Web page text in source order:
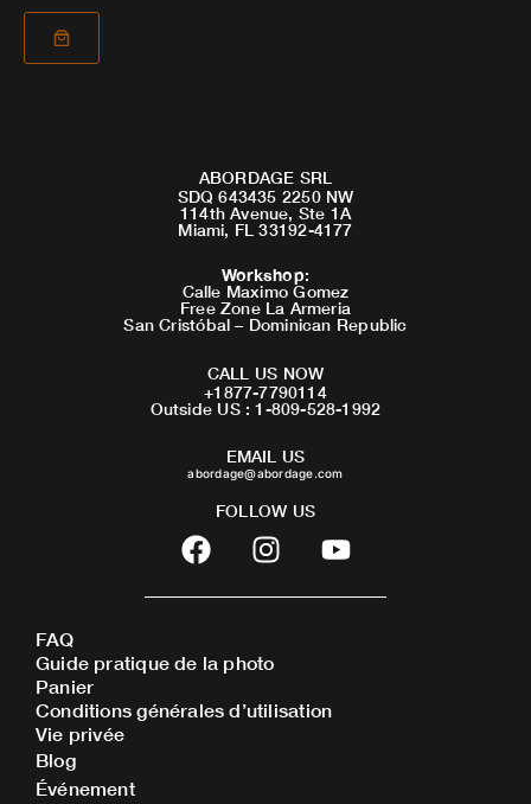
ABORDAGE SRL
SDQ 643435 2250 NW
114th Avenue, Ste 1A
Miami, FL 33192-4177
Workshop:
Calle Maximo Gomez
Free Zone La Armeria
San Cristóbal – Dominican Republic
CALL US NOW
+1877-7790114
Outside US : 1-809-528-1992
EMAIL US
abordage@abordage.com
FOLLOW US
F
a
c
b
o
o
I
n
s
a
g
r
Y
o
u
FAQ
Guide pratique de la photo
Panier
Conditions générales d’utilisation
Vie privée
Blog
Événement